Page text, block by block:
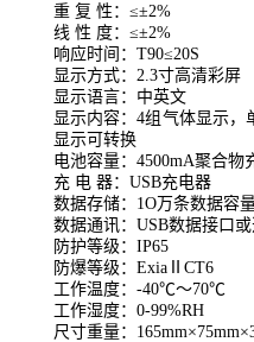
重 复 性：≤±2%
线 性 度：≤±2%
响应时间 ： T90≤20S
显示方式：2.3寸高清彩屏
显示语言：中英文
显示内容：4组气体显示
显示可转换
电池容量：4500mA聚合物
充 电 器：USB充电器
数据存储：1O万条数据容
数据通讯：USB数据接口或
防护等级： IP65
防爆等级：ExiaⅡCT6
工作温度： -40℃～70℃
工作湿度： 0-99%RH
尺寸重量： 165mm×75mm×